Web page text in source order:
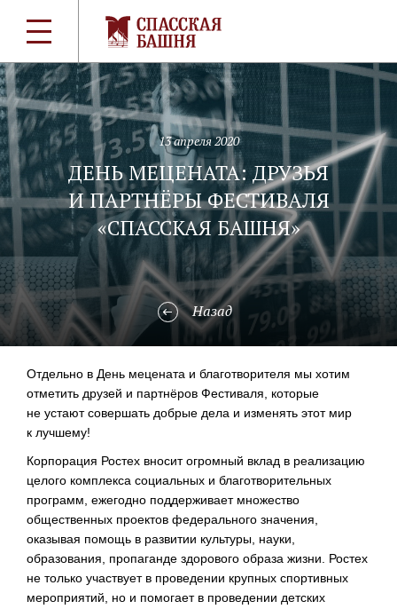
13 апреля 2020
ДЕНЬ МЕЦЕНАТА: ДРУЗЬЯ
И ПАРТНЁРЫ ФЕСТИВАЛЯ
«СПАССКАЯ БАШНЯ»
Назад
Отдельно в День мецената и благотворителя мы хотим
отметить друзей и партнёров Фестиваля, которые
не устают совершать добрые дела и изменять этот мир
к лучшему!
Корпорация Ростех вносит огромный вклад в реализацию
целого комплекса социальных и благотворительных
программ, ежегодно поддерживает множество
общественных проектов федерального значения,
оказывая помощь в развитии культуры, науки,
образования, пропаганде здорового образа жизни. Ростех
не только участвует в проведении крупных спортивных
мероприятий, но и помогает в проведении детских